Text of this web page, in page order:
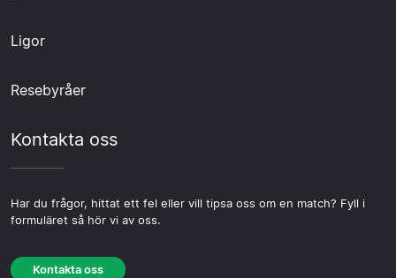
Ligor
Resebyråer
Kontakta oss
Har du frågor, hittat ett fel eller vill tipsa oss om en match? Fyll i
formuläret så hör vi av oss.
Kontakta oss